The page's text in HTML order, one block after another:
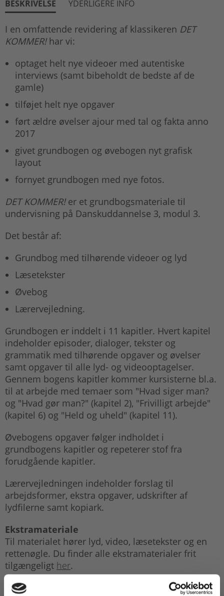
BESKRIVELSE YDERLIGERE INFO
I en omfattende revidering af klassikeren DET
KOMMER!har vi:
optaget helt nye videoer med autentiske
interviews (samt bibeholdt de bedste af de
gamle)
tilføjet helt nye opgaver
ført ældre øvelser ajour med tal og fakta anno
2017
givet grundbogen og øvebogen nyt grafisk
layout
fornyet grundbogen med nye fotos.
DET KOMMER!er et grundbogsmateriale til
undervisning på Danskuddannelse 3, modul 3.
Det består af:
Grundbog med tilhørende videoer og lyd
Læsetekster
Øvebog
Lærervejledning.
Grundbogen er inddelt i 11 kapitler. Hvert kapitel
indeholder episoder, dialoger, tekster og
grammatik med tilhørende opgaver og øvelser
samt opgaver til alle lyd- og videooptagelser.
Gennem bogens kapitler kommer kursisterne bl.a.
til at arbejde med temaer som "Hvad siger man?
og "Hvad gør man?" (kapitel 2), "Frivilligt arbejde"
(kapitel 6) og "Held og uheld" (kapitel 11).
Øvebogens opgaver følger indholdet i
grundbogens kapitler og repeterer stof fra
forudgående kapitler.
Lærervejledningen indeholder forslag til
arbejdsformer, ekstra opgaver, udskrifter af
lydfilerne samt kopiark.
Ekstramateriale
Til materialet hører lyd, video, læsetekster og en
rettenøgle. Du finder alle ekstramaterialer frit
tilgængeligt her.
Lydfilerne indeholder grundbogens episoder,